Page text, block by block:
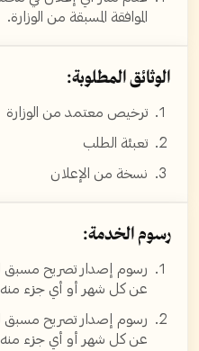
الموافقة المسبقة من الوزارة.
الوثائق المطلوبة:
ترخيص معتمد من الوزارة
تعبئة الطلب
نسخة من الإعلان
رسوم الخدمة:
رسوم إصدار تصريح مسبق
عن كل شهر أو أي جزء منه: 300
رسوم إصدار تصريح مسبق
عن كل شهر أو أي جزء منه: 600